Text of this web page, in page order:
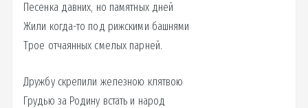
Песенка давних, но памятных дней
Жили когда-то под рижскими башнями
Трое отчаянных смелых парней.
Дружбу скрепили железною клятвою
Грудью за Родину встать и народ